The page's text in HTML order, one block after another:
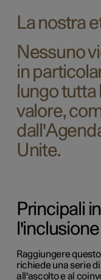
La nostra
Nessuno
in
lungo tutta
valore,
Unite.
Principali
l'inclusione
Raggiungere
richiede una serie
all'ascolto e al